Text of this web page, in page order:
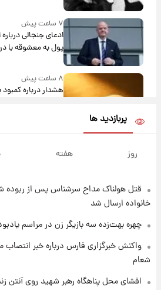
۷ ساعت پیش
ادعای جنجالی درباره
پول به معشوقه با
۸ ساعت پیش
هشدار درباره
پی رفتن رامین
۸ ساعت پیش
۹ ساعت پیش
پربازدید ها
روز هفته
قتل هولناک مداح سرشناس پس از ربوده
خانواده ارسال شد
چهره بهت‌زده سه بازیگر زن در مراسم
واکنش خبرگزاری فارس درباره خبر
شعام
افشای محل پناهگاه‌ رهبر شهید روی آنتن